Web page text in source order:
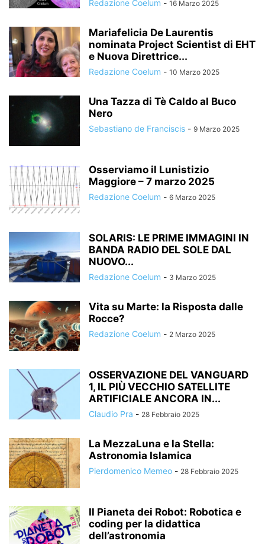
Redazione Coelum - 16 Marzo 2025
Mariafelicia De Laurentis
nominata Project Scientist di EHT
e Nuova Direttrice...
Redazione Coelum - 10 Marzo 2025
Una Tazza di Tè Caldo al Buco
Nero
Sebastiano de Franciscis - 9 Marzo 2025
Osserviamo il Lunistizio
Maggiore – 7 marzo 2025
Redazione Coelum - 6 Marzo 2025
SOLARIS: LE PRIME IMMAGINI IN
BANDA RADIO DEL SOLE DAL
NUOVO...
Redazione Coelum - 3 Marzo 2025
Vita su Marte: la Risposta dalle
Rocce?
Redazione Coelum - 2 Marzo 2025
OSSERVAZIONE DEL VANGUARD
1, IL PIÙ VECCHIO SATELLITE
ARTIFICIALE ANCORA IN...
Claudio Pra - 28 Febbraio 2025
La MezzaLuna e la Stella:
Astronomia Islamica
Pierdomenico Memeo - 28 Febbraio 2025
Il Pianeta dei Robot: Robotica e
coding per la didattica
dell’astronomia